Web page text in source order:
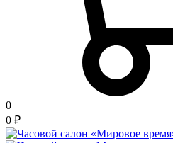
0
0 ₽